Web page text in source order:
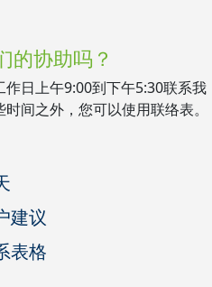
的协助吗？
作日上午9:00到下午5:30联系我
间之外，您可以使用联络表。
建议
表格